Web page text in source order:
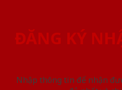
ĐĂNG KÝ
Nhập thông tin để nhận